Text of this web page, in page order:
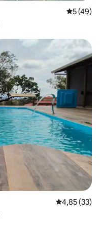
5 av 5 i
5 (49)
4,85 av 5 i
4,85 (33)